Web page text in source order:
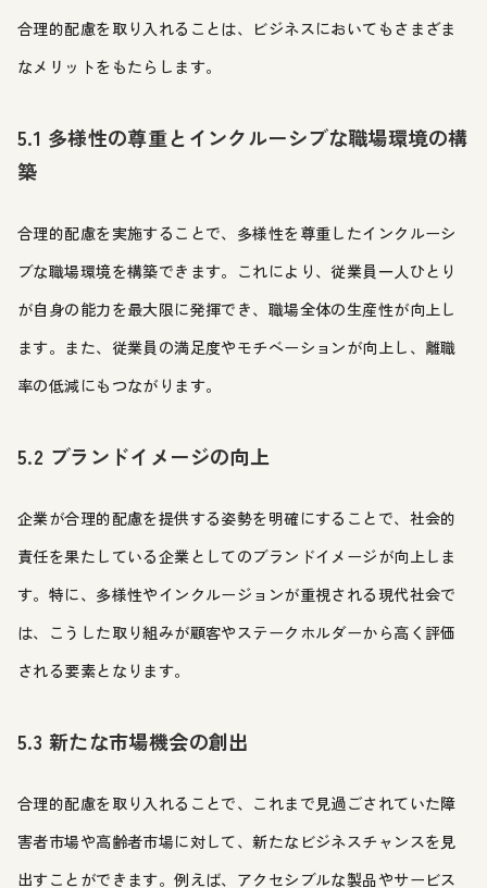
合理的配慮を取り入れることは、ビジネスにおいてもさまざま
なメリットをもたらします。
5.1 多様性の尊重とインクルーシブな職場環境の構
築
合理的配慮を実施することで、多様性を尊重したインクルーシ
ブな職場環境を構築できます。これにより、従業員一人ひとり
が自身の能力を最大限に発揮でき、職場全体の生産性が向上し
ます。また、従業員の満足度やモチベーションが向上し、離職
率の低減にもつながります。
5.2 ブランドイメージの向上
企業が合理的配慮を提供する姿勢を明確にすることで、社会的
責任を果たしている企業としてのブランドイメージが向上しま
す。特に、多様性やインクルージョンが重視される現代社会で
は、こうした取り組みが顧客やステークホルダーから高く評価
される要素となります。
5.3 新たな市場機会の創出
合理的配慮を取り入れることで、これまで見過ごされていた障
害者市場や高齢者市場に対して、新たなビジネスチャンスを見
出すことができます。例えば、アクセシブルな製品やサービス